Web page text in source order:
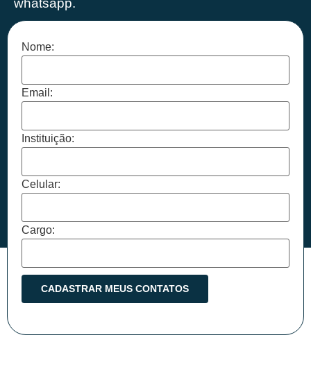
Nome:
Email:
Instituição:
Celular:
Cargo: